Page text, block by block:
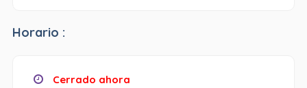
Horario :
Cerrado ahora